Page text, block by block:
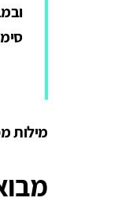
מילות